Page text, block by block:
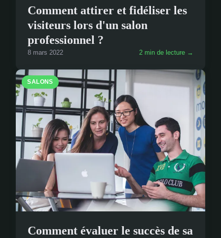
Comment attirer et fidéliser les
visiteurs lors d'un salon
professionnel ?
8 mars 2022 2 min de lecture →
SALONS
Comment évaluer le succès de sa